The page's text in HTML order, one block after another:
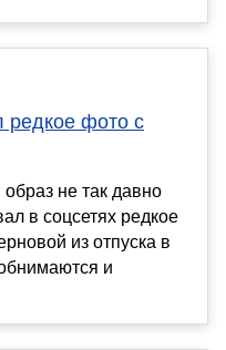
редкое фото с
не так давно
в соцсетях редкое
из отпуска в
и